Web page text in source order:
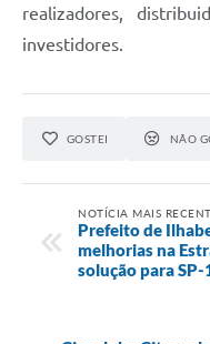
realizadores,
investidores.
GOSTEI NÃO
NOTÍCIA MAIS
Prefeito de
melhorias na
solução para